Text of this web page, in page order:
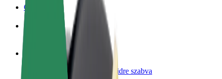
Csatlakozás
GYIK
Pénzkereseti lehetőség igényeidre szabva